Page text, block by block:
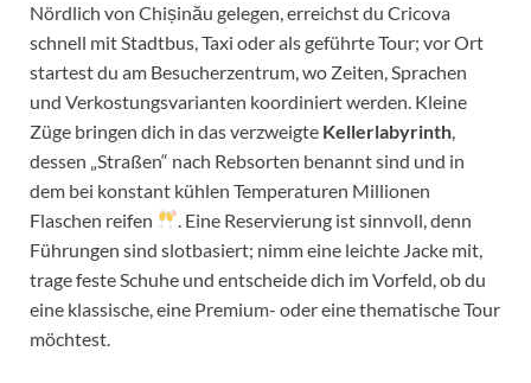
Nördlich von Chișinău gelegen, erreichst du Cricova
schnell mit Stadtbus, Taxi oder als geführte Tour; vor Ort
startest du am Besucherzentrum, wo Zeiten, Sprachen
und Verkostungsvarianten koordiniert werden. Kleine
Züge bringen dich in das verzweigte Kellerlabyrinth
dessen „Straßen“ nach Rebsorten benannt sind und in
dem bei konstant kühlen Temperaturen Millionen
Flaschen reifen
. Eine Reservierung ist sinnvoll, denn
Führungen sind slotbasiert; nimm eine leichte Jacke mit,
trage feste Schuhe und entscheide dich im Vorfeld, ob du
eine klassische, eine Premium- oder eine thematische Tour
möchtest.